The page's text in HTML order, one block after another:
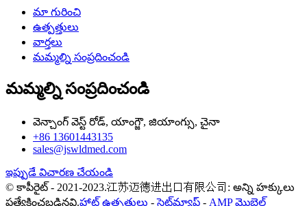
మా గురించి
ఉత్పత్తులు
వార్తలు
మమ్మల్ని సంప్రదించండి
మమ్మల్ని సంప్రదించండి
వెన్చాంగ్ వెస్ట్ రోడ్, యాంగ్జౌ, జియాంగ్సు, చైనా
+86 13601443135
sales@jswldmed.com
ఇప్పుడే విచారణ చేయండి
© కాపీరైట్ - 2021-2023.江苏迈德进出口有限公司: అన్ని హక్కులు
ప్రత్యేకించబడినవి.హాట్ ఉత్పత్తులు -సైట్‌మ్యాప్ - AMP మొబైల్